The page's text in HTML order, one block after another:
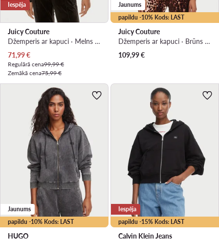
Iespēja
Juicy Couture
Džemperis ar kapuci · Melns · Slim Fit
Pašreizējā cena
71,99€
Regulārā cena99,99 €
Zemākā cena75,99 €
papildu -10% Kods: LAST
Jaunums
Juicy Couture
Džemperis ar kapuci · Brūns · Slim Fit
109,99€
papildu -10% Kods: LAST
Jaunums
HUGO
papildu -15% Kods: LAST
Iespēja
Calvin Klein Jeans